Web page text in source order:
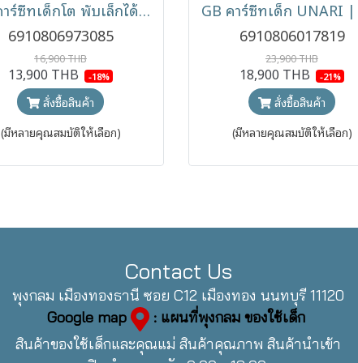
GB คาร์ซีทเด็กโต พับเล็กได้ รุ่น Pockit Armor ติดตั้งระบบ ISO-FIX สำหรับ 9 เดือน - 12 ปี
6910806973085
16,900 THB
13,900 THB -18%
สั่งซื้อสินค้า
(มีหลายคุณสมบัติให้เลือก)
6910806017819
23,900 THB
18,900 THB -21%
สั่งซื้อสินค้า
(มีหลายคุณสมบัติให้เลือก)
Contact Us
พุงกลม เมืองทองธานี ซอย C12 เมืองทอง นนทบุรี 11120
Google map
: แผนที่พุงกลม ของใช้เด็ก
สินค้าของใช้เด็กและคุณแม่ สินค้าคุณภาพ สินค้านำเข้า